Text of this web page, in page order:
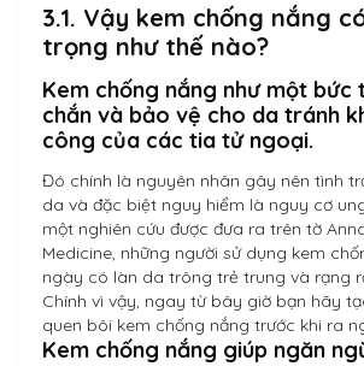
3.1. Vậy kem chống nắng
trọng như thế nào?
Kem chống nắng như một bức
chắn và bảo vệ cho da tránh
công của các tia tử ngoại.
Đó chính là nguyên nhân gây nên tình
da và đặc biệt nguy hiểm là nguy cơ
một nghiên cứu được đưa ra trên tờ
Medicine, những người sử dụng kem
ngày có làn da trông trẻ trung và rạng
Chính vì vậy, ngay từ bây giờ bạn hãy
quen bôi kem chống nắng trước khi ra
Kem chống nắng giúp ngăn